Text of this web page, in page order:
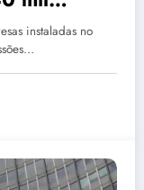
instaladas no